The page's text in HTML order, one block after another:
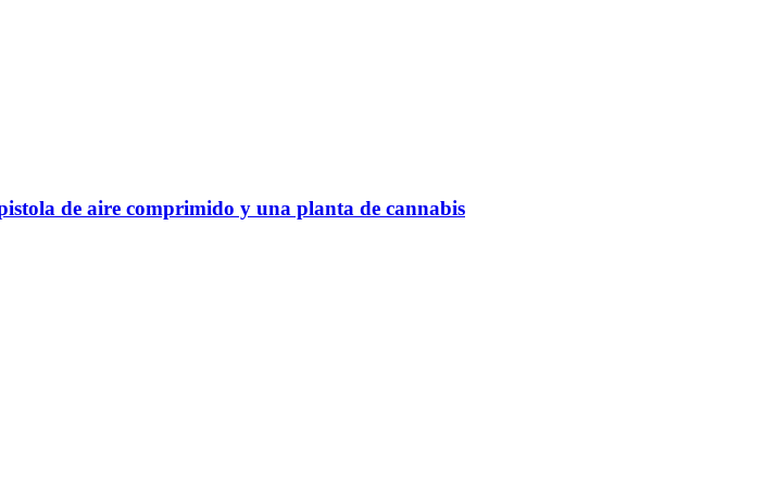
de aire comprimido y una planta de cannabis